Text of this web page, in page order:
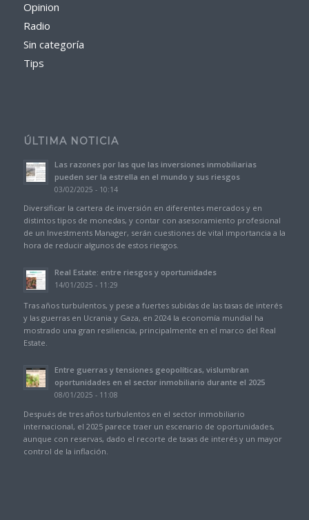
Opinion
Radio
Sin categoría
Tips
ÚLTIMA NOTICIA
Las razones por las que las inversiones inmobiliarias
pueden ser la estrella en el mundo y sus riesgos
03/02/2025 - 10:14
Diversificar la cartera de inversión en diferentes mercados y en
distintos tipos de monedas, y contar con asesoramiento profesional
de un Investments Manager, serán cuestiones de vital importancia a la
hora de reducir algunos de estos riesgos.
Real Estate: entre riesgos y oportunidades
14/01/2025 - 11:29
Tras años turbulentos, y pese a fuertes subidas de las tasas de interés
y las guerras en Ucrania y Gaza, en 2024 la economía mundial ha
mostrado una gran resiliencia, principalmente en el marco del Real
Estate.
Entre guerras y tensiones geopolíticas, vislumbran
oportunidades en el sector inmobiliario durante el 2025
08/01/2025 - 11:08
Después de tres años turbulentos en el sector inmobiliario
internacional, el 2025 parece traer un escenario de oportunidades,
aunque con reservas, dado el recorte de tasas de interés y un mayor
control de la inflación.